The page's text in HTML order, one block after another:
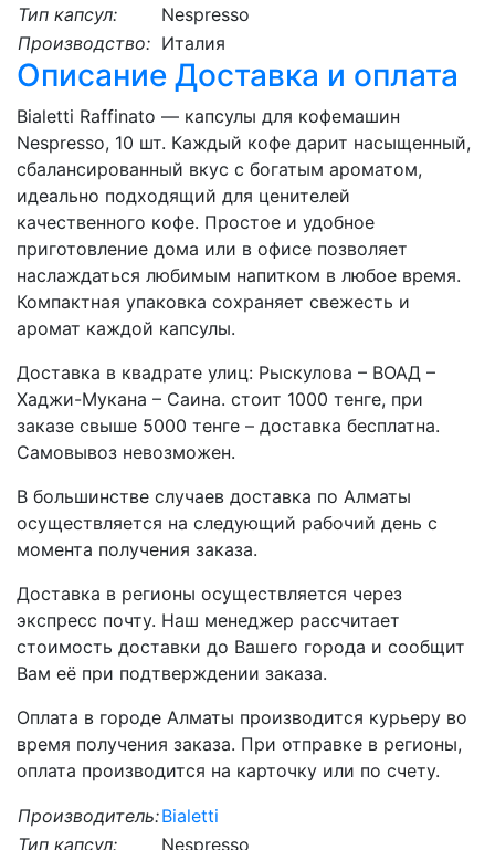
Тип капсул:
Nespresso
Производство: Италия
Описание Доставка и оплата
Bialetti Raffinato — капсулы для кофемашин
Nespresso, 10 шт. Каждый кофе дарит насыщенный,
сбалансированный вкус с богатым ароматом,
идеально подходящий для ценителей
качественного кофе. Простое и удобное
приготовление дома или в офисе позволяет
наслаждаться любимым напитком в любое время.
Компактная упаковка сохраняет свежесть и
аромат каждой капсулы.
Доставка в квадрате улиц: Рыскулова – ВОАД –
Хаджи-Мукана – Саина. стоит 1000 тенге, при
заказе свыше 5000 тенге – доставка бесплатна.
Самовывоз невозможен.
В большинстве случаев доставка по Алматы
осуществляется на следующий рабочий день с
момента получения заказа.
Доставка в регионы осуществляется через
экспресс почту. Наш менеджер рассчитает
стоимость доставки до Вашего города и сообщит
Вам её при подтверждении заказа.
Оплата в городе Алматы производится курьеру во
время получения заказа. При отправке в регионы,
оплата производится на карточку или по счету.
Производитель:Bialetti
Тип капсул:
Nespresso